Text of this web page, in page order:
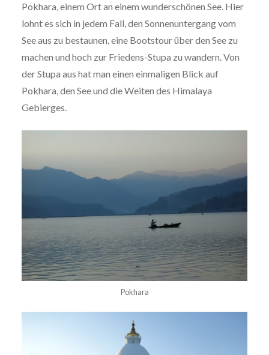
Pokhara, einem Ort an einem wunderschönen See. Hier
lohnt es sich in jedem Fall, den Sonnenuntergang vom
See aus zu bestaunen, eine Bootstour über den See zu
machen und hoch zur Friedens-Stupa zu wandern. Von
der Stupa aus hat man einen einmaligen Blick auf
Pokhara, den See und die Weiten des Himalaya
Gebierges.
Pokhara